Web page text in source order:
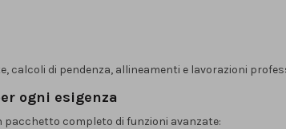
calcoli di pendenza, allineamenti e lavorazioni
ogni esigenza
pacchetto completo di funzioni avanzate: